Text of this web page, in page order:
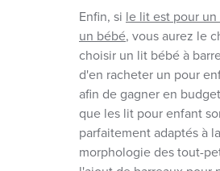
Enfin, si le lit est pour
un bébé, vous aurez le
choisir un lit bébé à
d'en racheter un pour
afin de gagner en
que les lit pour enfant
parfaitement adaptés à la
morphologie des tout-